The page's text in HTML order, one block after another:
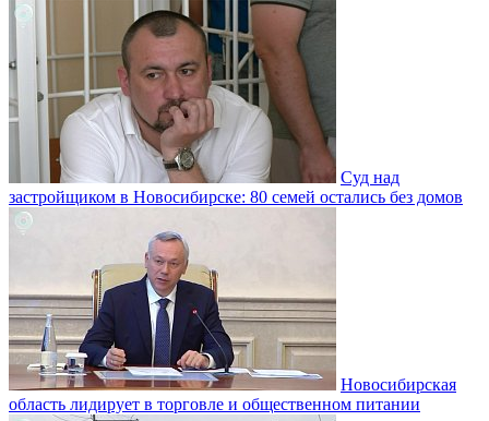
Суд над
застройщиком в Новосибирске: 80 семей остались без домов
Новосибирская
область лидирует в торговле и общественном питании